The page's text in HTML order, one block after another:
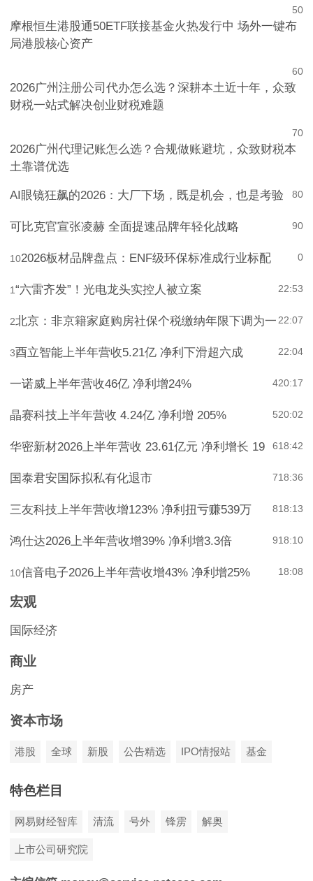
0
5
摩根恒生港股通50ETF联接基金火热发行中 场外一键布
局港股核心资产
0
6
2026广州注册公司代办怎么选？深耕本土近十年，众致
财税一站式解决创业财税难题
0
7
2026广州代理记账怎么选？合规做账避坑，众致财税本
土靠谱优选
0
8
AI眼镜狂飙的2026：大厂下场，既是机会，也是考验
0
9
可比克官宣张凌赫 全面提速品牌年轻化战略
0
102026板材品牌盘点：ENF级环保标准成行业标配
22:53
1“六雷齐发”！光电龙头实控人被立案
22:07
2北京：非京籍家庭购房社保个税缴纳年限下调为一
22:04
3酉立智能上半年营收5.21亿 净利下滑超六成
20:17
4
一诺威上半年营收46亿 净利增24%
20:02
5
晶赛科技上半年营收 4.24亿 净利增 205%
18:42
6
华密新材2026上半年营收 23.61亿元 净利增长 19
18:36
7
国泰君安国际拟私有化退市
18:13
8
三友科技上半年营收增123% 净利扭亏赚539万
18:10
9
鸿仕达2026上半年营收增39% 净利增3.3倍
18:08
10信音电子2026上半年营收增43% 净利增25%
宏观
国际经济
商业
房产
资本市场
港股 全球 新股 公告精选 IPO情报站 基金
特色栏目
网易财经智库 清流 号外 锋雳 解奥
上市公司研究院